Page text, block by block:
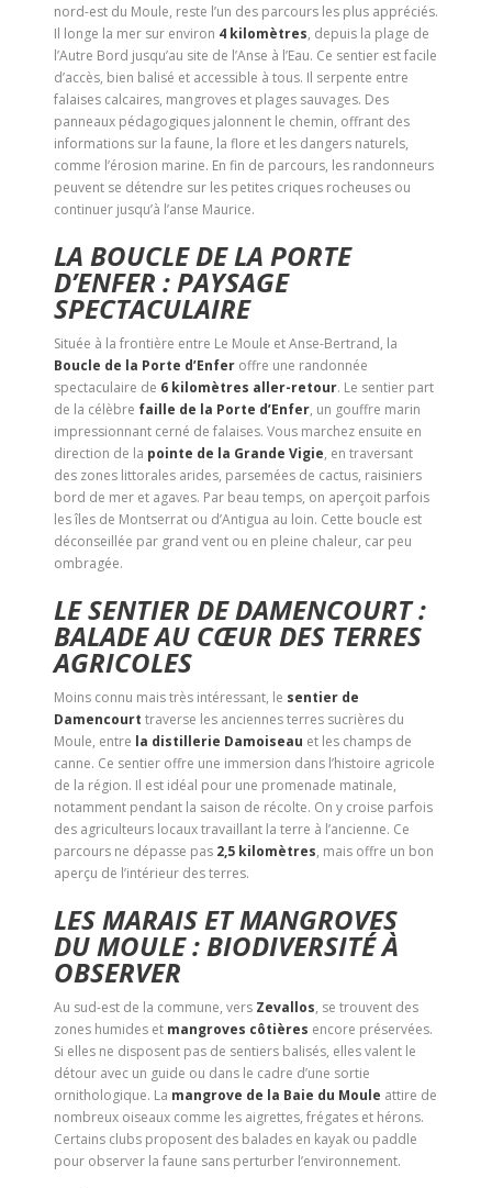
nord-est du Moule, reste l’un des parcours les plus appréciés.
Il longe la mer sur environ 4 kilomètres, depuis la plage de
l’Autre Bord jusqu’au site de l’Anse à l’Eau. Ce sentier est facile
d’accès, bien balisé et accessible à tous. Il serpente entre
falaises calcaires, mangroves et plages sauvages. Des
panneaux pédagogiques jalonnent le chemin, offrant des
informations sur la faune, la flore et les dangers naturels,
comme l’érosion marine. En fin de parcours, les randonneurs
peuvent se détendre sur les petites criques rocheuses ou
continuer jusqu’à l’anse Maurice.
LA BOUCLE DE LA PORTE
D’ENFER : PAYSAGE
SPECTACULAIRE
Située à la frontière entre Le Moule et Anse-Bertrand, la
Boucle de la Porte d’Enfer offre une randonnée
spectaculaire de 6 kilomètres aller-retour. Le sentier part
de la célèbre faille de la Porte d’Enfer, un gouffre marin
impressionnant cerné de falaises. Vous marchez ensuite en
direction de la pointe de la Grande Vigie, en traversant
des zones littorales arides, parsemées de cactus, raisiniers
bord de mer et agaves. Par beau temps, on aperçoit parfois
les îles de Montserrat ou d’Antigua au loin. Cette boucle est
déconseillée par grand vent ou en pleine chaleur, car peu
ombragée.
LE SENTIER DE DAMENCOURT :
BALADE AU CŒUR DES TERRES
AGRICOLES
Moins connu mais très intéressant, le sentier de
Damencourt traverse les anciennes terres sucrières du
Moule, entre la distillerie Damoiseau et les champs de
canne. Ce sentier offre une immersion dans l’histoire agricole
de la région. Il est idéal pour une promenade matinale,
notamment pendant la saison de récolte. On y croise parfois
des agriculteurs locaux travaillant la terre à l’ancienne. Ce
parcours ne dépasse pas 2,5 kilomètres, mais offre un bon
aperçu de l’intérieur des terres.
LES MARAIS ET MANGROVES
DU MOULE : BIODIVERSITÉ À
OBSERVER
Au sud-est de la commune, vers Zevallos, se trouvent des
zones humides et mangroves côtières encore préservées.
Si elles ne disposent pas de sentiers balisés, elles valent le
détour avec un guide ou dans le cadre d’une sortie
ornithologique. La mangrove de la Baie du Moule attire de
nombreux oiseaux comme les aigrettes, frégates et hérons.
Certains clubs proposent des balades en kayak ou paddle
pour observer la faune sans perturber l’environnement.